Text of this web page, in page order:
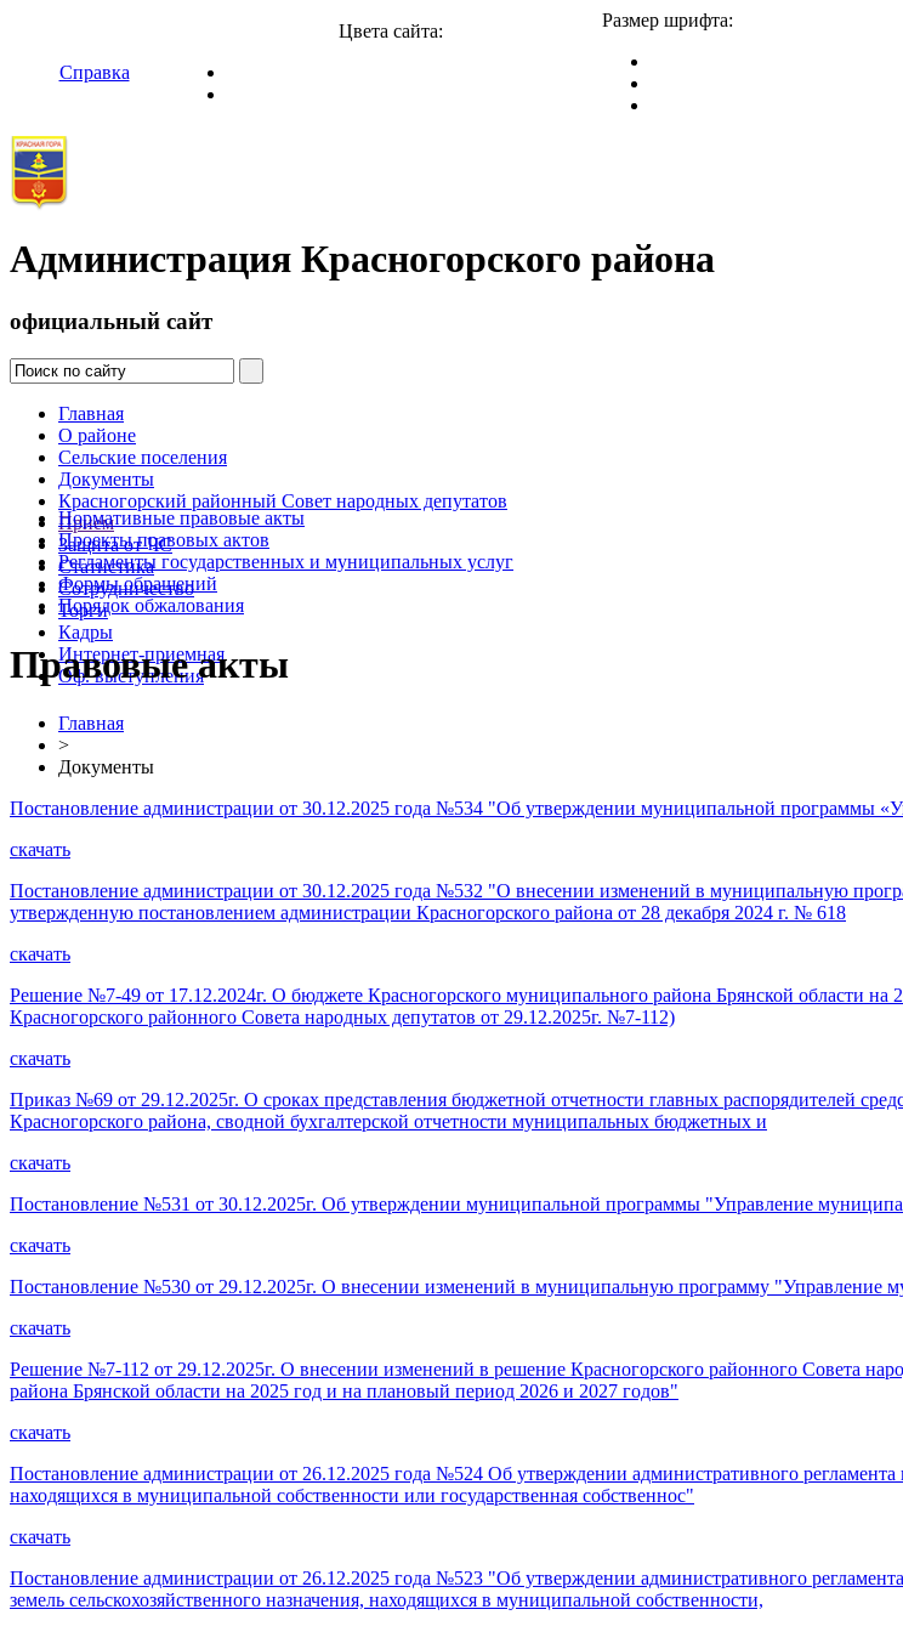
Справка
Цвета сайта:
Размер шрифта:
Администрация Красногорского района
официальный сайт
Главная
О районе
Сельские поселения
Документы
Красногорский районный Совет народных депутатов
Прием
Защита от ЧС
Статистика
Сотрудничество
Торги
Кадры
Интернет-приемная
Оф. выступления
Нормативные правовые акты
Проекты правовых актов
Регламенты государственных и муниципальных услуг
Формы обращений
Порядок обжалования
Правовые акты
Главная
>
Документы
Постановление администрации от 30.12.2025 года №534 "Об утверждении муниципальной программы
скачать
Постановление администрации от 30.12.2025 года №532 "О внесении изменений в муниципальную
утвержденную постановлением администрации Красногорского района от 28 декабря 2024 г. № 618
скачать
Решение №7-49 от 17.12.2024г. О бюджете Красногорского муниципального района Брянской области
Красногорского районного Совета народных депутатов от 29.12.2025г. №7-112)
скачать
Приказ №69 от 29.12.2025г. О сроках представления бюджетной отчетности главных распорядителей
Красногорского района, сводной бухгалтерской отчетности муниципальных бюджетных и
скачать
Постановление №531 от 30.12.2025г. Об утверждении муниципальной программы "Управление
скачать
Постановление №530 от 29.12.2025г. О внесении изменений в муниципальную программу "Управление
скачать
Решение №7-112 от 29.12.2025г. О внесении изменений в решение Красногорского районного Совета
района Брянской области на 2025 год и на плановый период 2026 и 2027 годов"
скачать
Постановление администрации от 26.12.2025 года №524 Об утверждении административного
находящихся в муниципальной собственности или государственная собственнос"
скачать
Постановление администрации от 26.12.2025 года №523 "Об утверждении административного
земель сельскохозяйственного назначения, находящихся в муниципальной собственности,